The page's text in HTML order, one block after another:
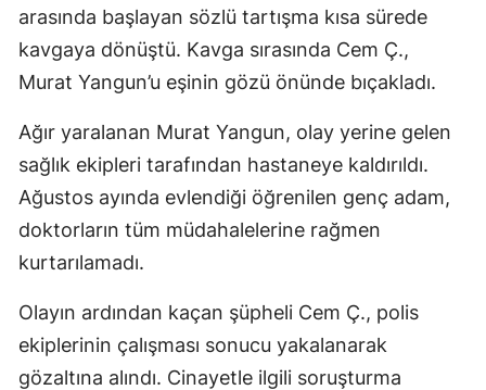
arasında başlayan sözlü tartışma kısa sürede
kavgaya dönüştü. Kavga sırasında Cem Ç.,
Murat Yangun’u eşinin gözü önünde bıçakladı.
Ağır yaralanan Murat Yangun, olay yerine gelen
sağlık ekipleri tarafından hastaneye kaldırıldı.
Ağustos ayında evlendiği öğrenilen genç adam,
doktorların tüm müdahalelerine rağmen
kurtarılamadı.
Olayın ardından kaçan şüpheli Cem Ç., polis
ekiplerinin çalışması sonucu yakalanarak
gözaltına alındı. Cinayetle ilgili soruşturma